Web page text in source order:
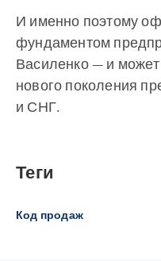
И именно поэтому
фундаментом
Василенко — и
нового поколения
и СНГ.
Теги
Код продаж